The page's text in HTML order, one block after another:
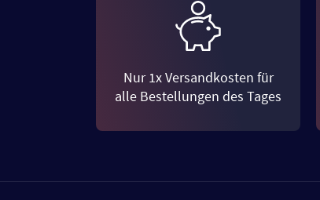
Nur 1x Versandkosten für
alle Bestellungen des Tages